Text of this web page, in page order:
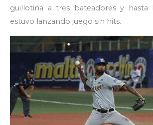
guillotina a tres bateadores y hasta
estuvo lanzando juego sin hits.